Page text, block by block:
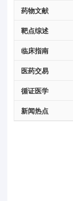
药物文献
靶点综述
临床指南
医药交易
循证医学
新闻热点